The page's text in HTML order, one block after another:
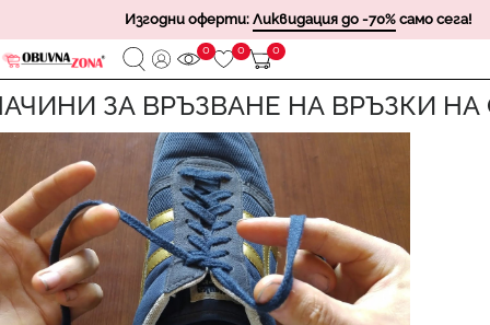
Изгодни оферти: Ликвидация до -70%само сега!
0 0 0
ЗА ВРЪЗВАНЕ НА ВРЪЗКИ НА